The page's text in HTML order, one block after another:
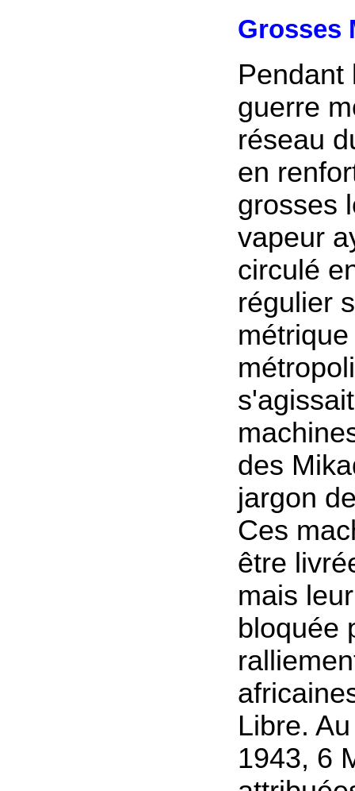
Grosses
Pendant
guerre
réseau
en
grosses
vapeur
circulé
régulier
des
jargon
Ces
être
mais
bloquée
Libre.
1943, 6